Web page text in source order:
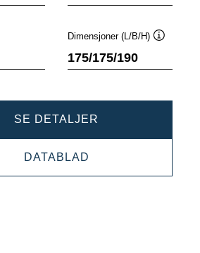
Dimensjoner (L/B/H)
175/175/190
SE DETALJER
AGM
DATABLAD
AGM